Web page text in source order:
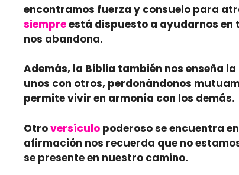
encontramos fuerza y consuelo para
siempreestá dispuesto a ayudarnos en
nos abandona.
Además, la Biblia también nos enseña
unos con otros, perdonándonos
permite vivir en armonía con los demás.
Otroversículo poderoso se encuentra
afirmación nos recuerda que no
se presente en nuestro camino.